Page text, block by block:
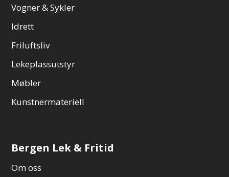
Vogner & Sykler
Idrett
Friluftsliv
Lekeplassutstyr
Møbler
Kunstnermateriell
Bergen Lek & Fritid
Om oss